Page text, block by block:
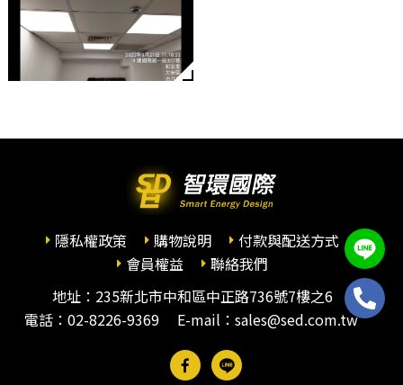
隱私權政策 購物說明
付款與配送方式
會員權益
聯絡我們
地址：235新北市中和區中正路736號7樓之6
電話： 02-8226-9369 E-mail：sales@sed.com.tw